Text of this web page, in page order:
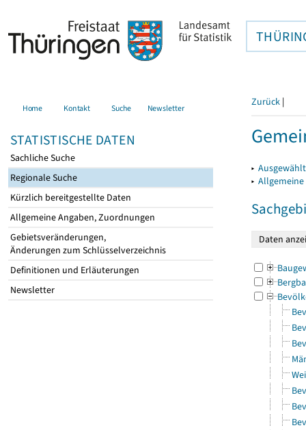
Home Kontakt Suche Newsletter
STATISTISCHE DATEN
Sachliche Suche
Regionale Suche
Kürzlich bereitgestellte Daten
Allgemeine Angaben, Zuordnungen
Gebietsveränderungen,
Änderungen zum Schlüsselverzeichnis
Definitionen und Erläuterungen
Newsletter
Zurück |
▸
▸